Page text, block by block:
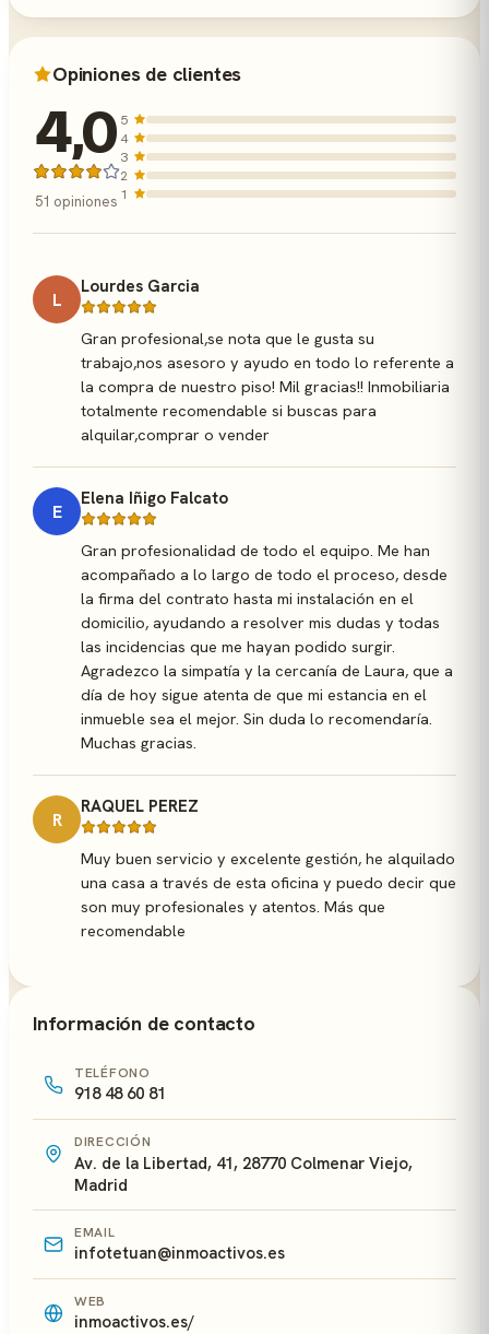
Opiniones de clientes
4,0
51 opiniones
5
4
3
2
1
L
Lourdes Garcia
Gran profesional,se nota que le gusta su
trabajo,nos asesoro y ayudo en todo lo referente a
la compra de nuestro piso! Mil gracias!! Inmobiliaria
totalmente recomendable si buscas para
alquilar,comprar o vender
E
Elena Iñigo Falcato
Gran profesionalidad de todo el equipo. Me han
acompañado a lo largo de todo el proceso, desde
la firma del contrato hasta mi instalación en el
domicilio, ayudando a resolver mis dudas y todas
las incidencias que me hayan podido surgir.
Agradezco la simpatía y la cercanía de Laura, que a
día de hoy sigue atenta de que mi estancia en el
inmueble sea el mejor. Sin duda lo recomendaría.
Muchas gracias.
R
RAQUEL PEREZ
Muy buen servicio y excelente gestión, he alquilado
una casa a través de esta oficina y puedo decir que
son muy profesionales y atentos. Más que
recomendable
Información de contacto
TELÉFONO
918 48 60 81
DIRECCIÓN
Av. de la Libertad, 41, 28770 Colmenar Viejo,
Madrid
EMAIL
infotetuan@inmoactivos.es
WEB
inmoactivos.es/